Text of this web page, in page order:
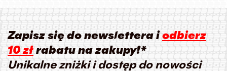
Zapisz się do newslettera iodbierz
10 zł rabatu na zakupy!*
Unikalne zniżki i dostęp do nowości